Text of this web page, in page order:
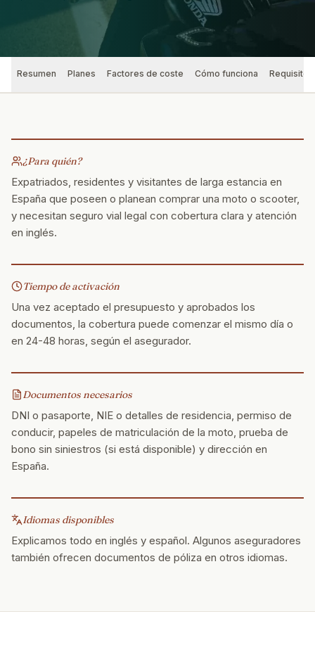
Resumen Planes Factores de coste Cómo funciona Requisitos
¿Para quién?
Expatriados, residentes y visitantes de larga estancia en
España que poseen o planean comprar una moto o scooter,
y necesitan seguro vial legal con cobertura clara y atención
en inglés.
Tiempo de activación
Una vez aceptado el presupuesto y aprobados los
documentos, la cobertura puede comenzar el mismo día o
en 24-48 horas, según el asegurador.
Documentos necesarios
DNI o pasaporte, NIE o detalles de residencia, permiso de
conducir, papeles de matriculación de la moto, prueba de
bono sin siniestros (si está disponible) y dirección en
España.
Idiomas disponibles
Explicamos todo en inglés y español. Algunos aseguradores
también ofrecen documentos de póliza en otros idiomas.